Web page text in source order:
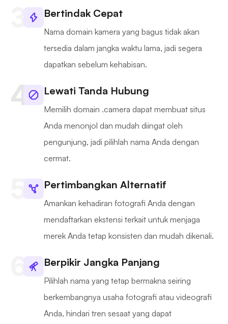
Bertindak Cepat
Nama domain kamera yang bagus tidak akan
tersedia dalam jangka waktu lama, jadi segera
dapatkan sebelum kehabisan.
Lewati Tanda Hubung
Memilih domain .camera dapat membuat situs
Anda menonjol dan mudah diingat oleh
pengunjung, jadi pilihlah nama Anda dengan
cermat.
Pertimbangkan Alternatif
Amankan kehadiran fotografi Anda dengan
mendaftarkan ekstensi terkait untuk menjaga
merek Anda tetap konsisten dan mudah dikenali.
Berpikir Jangka Panjang
Pilihlah nama yang tetap bermakna seiring
berkembangnya usaha fotografi atau videografi
Anda, hindari tren sesaat yang dapat